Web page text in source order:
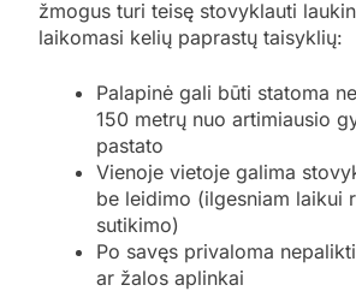
žmogus turi teisę stovyklauti
laikomasi kelių paprastų taisyklių:
Palapinė gali būti statoma
150 metrų nuo artimiausio
pastato
Vienoje vietoje galima
be leidimo (ilgesniam laikui
sutikimo)
Po savęs privaloma
ar žalos aplinkai